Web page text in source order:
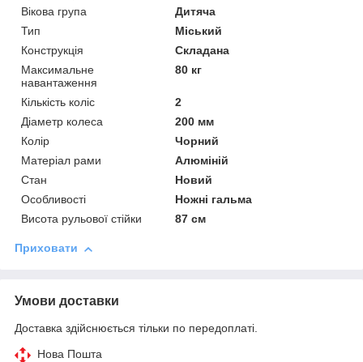
Вікова група
Дитяча
Тип
Міський
Конструкція
Складана
Максимальне
навантаження
80 кг
Кількість коліс
2
Діаметр колеса
200 мм
Колір
Чорний
Матеріал рами
Алюміній
Стан
Новий
Особливості
Ножні гальма
Висота рульової стійки
87 см
Приховати
Умови доставки
Доставка здійснюється тільки по передоплаті.
Нова Пошта